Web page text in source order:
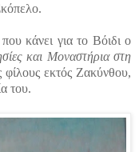
κάνει για το Βόιδι ο
και Μοναστήρια στη
εκτός Ζακύνθου,
του.